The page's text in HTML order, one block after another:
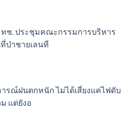
ทช. ประชุมคณะกรรมการบริหาร
ป่าชายเลนที
รณ์ฝนตกหนัก ไม่ได้เสี่ยงแค่ไฟดับ
แต่ยังอ